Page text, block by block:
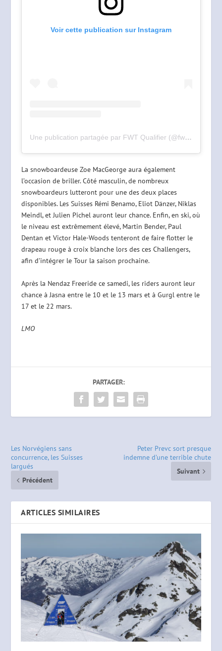
Voir cette publication sur Instagram
Une publication partagée par FWT Qualifier (@fwtqualifier)
La snowboardeuse Zoe MacGeorge aura également
l’occasion de briller. Côté masculin, de nombreux
snowboardeurs lutteront pour une des deux places
disponibles. Les Suisses Rémi Benamo, Eliot Dänzer, Niklas
Meindl, et Julien Pichel auront leur chance. Enfin, en ski, où
le niveau est extrêmement élevé, Martin Bender, Paul
Dentan et Victor Hale-Woods tenteront de faire flotter le
drapeau rouge à croix blanche lors des ces Challengers,
afin d’intégrer le Tour la saison prochaine.
Après la Nendaz Freeride ce samedi, les riders auront leur
chance à Jasna entre le 10 et le 13 mars et à Gurgl entre le
17 et le 22 mars.
LMO
PARTAGER:
Les Norvégiens sans
concurrence, les Suisses
largués
Précédent
Peter Prevc sort presque
indemne d’une terrible chute
Suivant
ARTICLES SIMILAIRES